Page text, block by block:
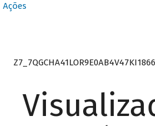
Ações
Z7_7QGCHA41LOR9E0AB4V47KI1866